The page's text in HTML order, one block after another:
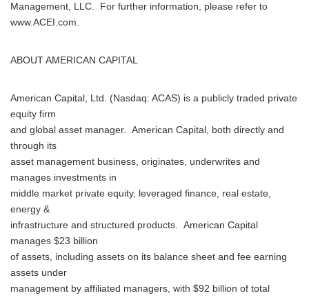
Management, LLC. For further information, please refer to
www.ACEI.com.
ABOUT AMERICAN CAPITAL
American Capital, Ltd. (Nasdaq: ACAS) is a publicly traded private
equity firm
and global asset manager. American Capital, both directly and
through its
asset management business, originates, underwrites and
manages investments in
middle market private equity, leveraged finance, real estate,
energy &
infrastructure and structured products. American Capital
manages $23 billion
of assets, including assets on its balance sheet and fee earning
assets under
management by affiliated managers, with $92 billion of total
Japanese